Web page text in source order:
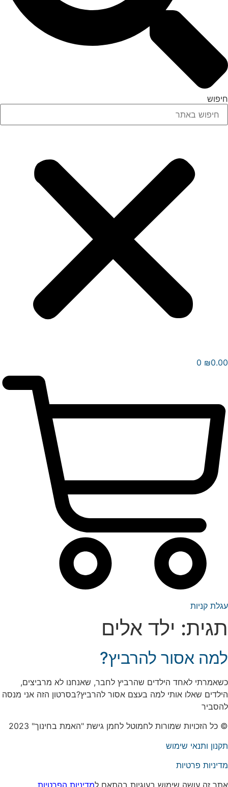
חיפוש
₪0.00
0
עגלת קניות
תגית: ילד אלים
למה אסור להרביץ?
כשאמרתי לאחד הילדים שהרביץ לחבר, שאנחנו לא מרביצים,
הילדים שאלו אותי למה בעצם אסור להרביץ?בסרטון הזה אני מנסה
להסביר
© כל הזכויות שמורות לחמוטל לחמן גישת "האמת בחינוך" 2023
תקנון ותנאי שימוש
מדיניות פרטיות
אתר זה עושה שימוש בעוגיות בהתאם למדיניות הפרטיות